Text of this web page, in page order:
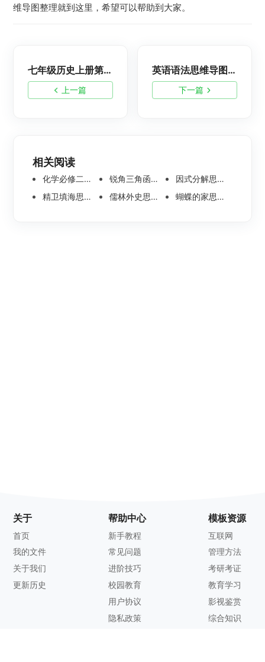
维导图整理就到这里，希望可以帮助到大家。
上一篇
七年级历史上册第一单元思维导图怎么画？初一高清脑图整理
下一篇
英语语法思维导图整理：冠词-英语教育
相关阅读
化学必修二思维导图合集，高中高清化学思维导图整理 锐角三角函数思维导图 | 数学思维导图分享
因式分解思维导图高清版-数学思维导图模板分享
精卫填海思维导图怎么画？高清版精卫填海思维导图模板分享
儒林外史思维导图大全|高清版免费思维导图模板 蝴蝶的家思维导图怎么画？高清版蝴蝶的家思维导图分享
关于
首页
我的文件
关于我们
更新历史
帮助中心
新手教程
常见问题
进阶技巧
校园教育
用户协议
隐私政策
模板资源
互联网
管理方法
考研考证
教育学习
影视鉴赏
综合知识